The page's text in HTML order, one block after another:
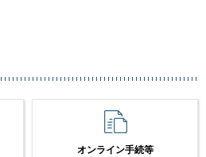
オンライン手続等